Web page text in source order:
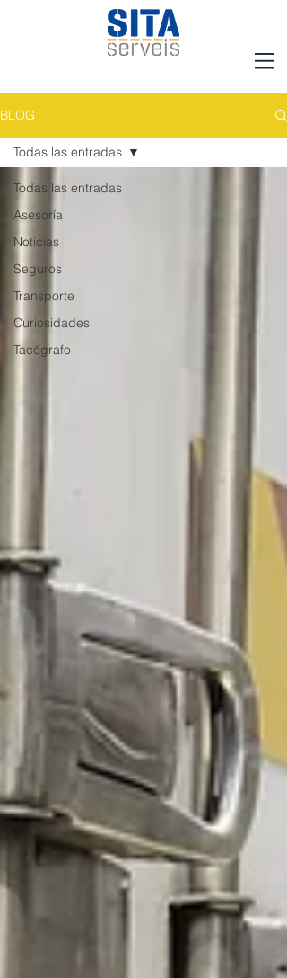
BLOG
Todas las entradas
Asesoría
Noticias
Seguros
Transporte
Curiosidades
Tacógrafo
Todas las entradas